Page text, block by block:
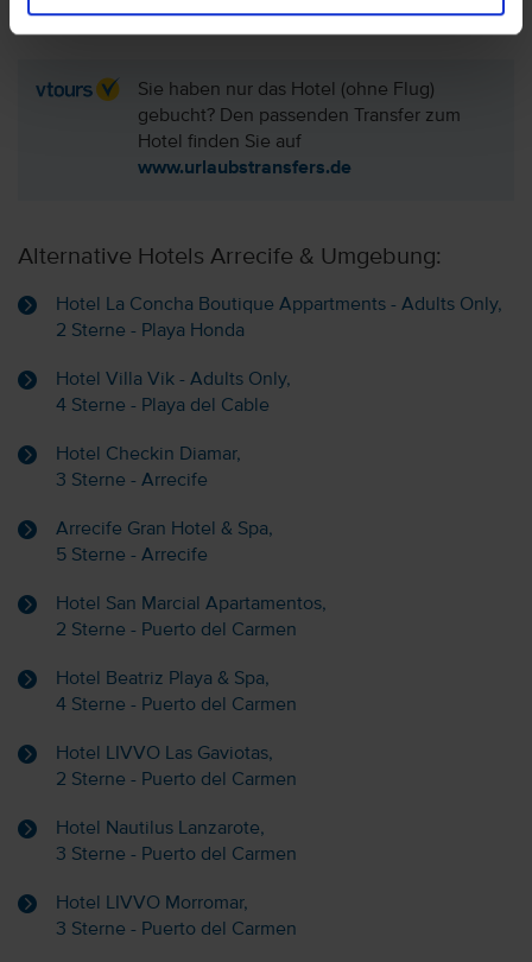
Sie haben nur das Hotel (ohne Flug)
gebucht? Den passenden Transfer zum
Hotel finden Sie auf
www.urlaubstransfers.de
Alternative Hotels Arrecife & Umgebung:
Hotel La Concha Boutique Appartments - Adults Only,
2 Sterne - Playa Honda
Hotel Villa Vik - Adults Only,
4 Sterne - Playa del Cable
Hotel Checkin Diamar,
3 Sterne - Arrecife
Arrecife Gran Hotel & Spa,
5 Sterne - Arrecife
Hotel San Marcial Apartamentos,
2 Sterne - Puerto del Carmen
Hotel Beatriz Playa & Spa,
4 Sterne - Puerto del Carmen
Hotel LIVVO Las Gaviotas,
2 Sterne - Puerto del Carmen
Hotel Nautilus Lanzarote,
3 Sterne - Puerto del Carmen
Hotel LIVVO Morromar,
3 Sterne - Puerto del Carmen